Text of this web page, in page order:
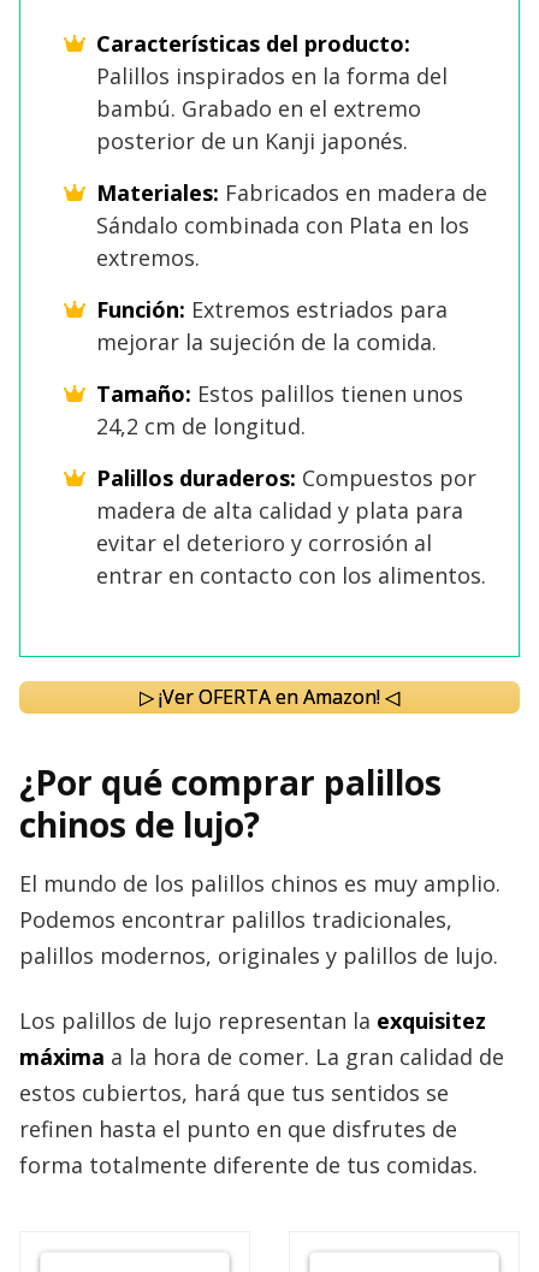
Características del producto:
Palillos inspirados en la forma del
bambú. Grabado en el extremo
posterior de un Kanji japonés.
Materiales: Fabricados en madera de
Sándalo combinada con Plata en los
extremos.
Función: Extremos estriados para
mejorar la sujeción de la comida.
Tamaño: Estos palillos tienen unos
24,2 cm de longitud.
Palillos duraderos: Compuestos por
madera de alta calidad y plata para
evitar el deterioro y corrosión al
entrar en contacto con los alimentos.
▷ ¡Ver OFERTA en Amazon! ◁
¿Por qué comprar palillos
chinos de lujo?
El mundo de los palillos chinos es muy amplio.
Podemos encontrar palillos tradicionales,
palillos modernos, originales y palillos de lujo.
Los palillos de lujo representan la exquisitez
máxima a la hora de comer. La gran calidad de
estos cubiertos, hará que tus sentidos se
refinen hasta el punto en que disfrutes de
forma totalmente diferente de tus comidas.